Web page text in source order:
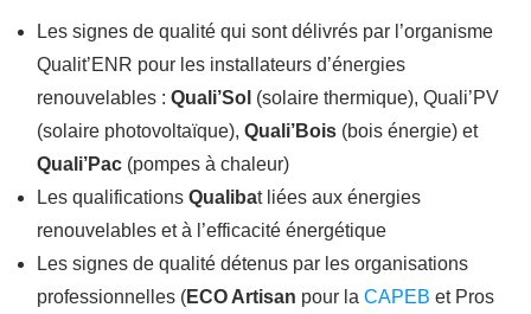
Les signes de qualité qui sont délivrés par l’organisme
Qualit’ENR pour les installateurs d’énergies
renouvelables : Quali’Sol (solaire thermique), Quali’PV
(solaire photovoltaïque), Quali’Bois (bois énergie) et
Quali’Pac (pompes à chaleur)
Les qualifications Qualibat liées aux énergies
renouvelables et à l’efficacité énergétique
Les signes de qualité détenus par les organisations
professionnelles (ECO Artisan pour la CAPEB et Pros